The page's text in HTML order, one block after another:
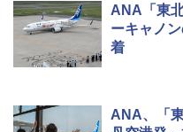
ANA「東
ーキャノ
着
ANA、「